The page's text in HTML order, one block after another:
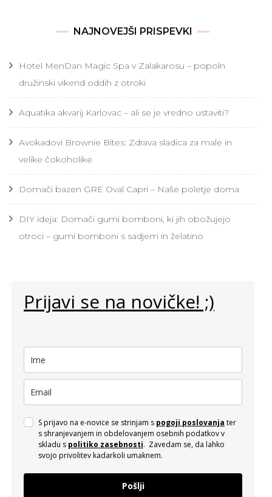
NAJNOVEJŠI PRISPEVKI
Hotel MenDan Magic Spa v Zalakarosu – popoln
družinski vikend oddih z otroki
Aquatika akvarij Karlovac – ali se je vredno ustaviti?
Avokadovi Brownie Bites: Zdrava sladica za male in
velike čokoholike
Domači bazen GRE Oval Capri – Naše poletje doma
DIY ideja: Domači gumi bomboni, ki jih obožujejo
otroci – gumi bomboni s sadjem in želatino
Prijavi se na novičke! ;)
S prijavo na e-novice se strinjam s pogoji poslovanja ter
s shranjevanjem in obdelovanjem osebnih podatkov v
skladu s politiko zasebnosti. Zavedam se, da lahko
svojo privolitev kadarkoli umaknem.
Pošlji